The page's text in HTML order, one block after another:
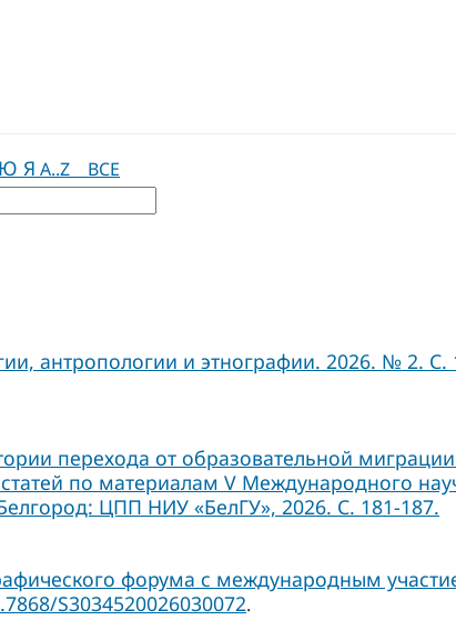
Ю Я A..Z ВСЕ
антропологии и этнографии. 2026. № 2. С.
перехода от образовательной
по материалам V Международного
ЦПП НИУ «БелГУ», 2026. С. 181-187.
форума с международным
S3034520026030072.